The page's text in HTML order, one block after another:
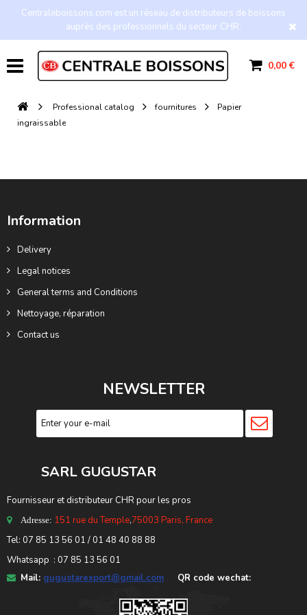
Centraleboissons.com est un réseau de distributeurs de boissons
auprès des professionnels du secteur CHR.
0,00 €
Professional catalog fournitures
Papier
ingraissable
Information
Delivery
Legal notices
General terms and Conditions
Nettoyage, réparation
Contact us
NEWSLETTER
SARL GUGUSTAR
Fournisseur et distributeur CHR pour les pros
Adresse: 151 rue du Temple,75003 Paris, France
Tel: 07 85 13 56 01 / 01 48 40 88 88
Whatsapp : 07 85 13 56 01
Mail: gugustarexport@gmail.com QR code wechat: